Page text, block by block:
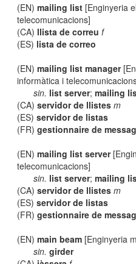
(EN)mailing list [Enginyeria
telecomunicacions]
(CA) llista de correu f
(ES) lista de correo
(EN)mailing list manager
informàtica i
sin. list server; mailing
(CA)servidor de llistes m
(ES)servidor de listas
(FR)gestionnaire de
(EN)mailing list server
telecomunicacions]
sin. list server; mailing
(CA)servidor de llistes m
(ES)servidor de listas
(FR)gestionnaire de
(EN)main beam [Enginyeria
sin. girder